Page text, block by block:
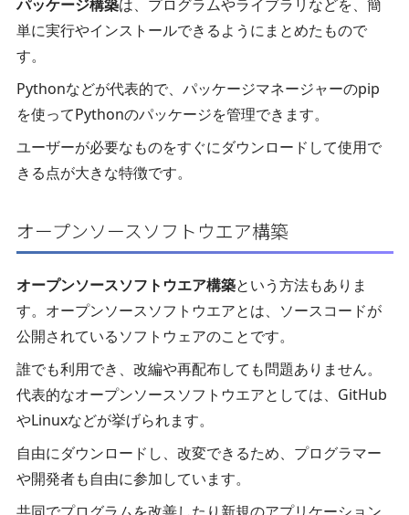
パッケージ構築は、プログラムやライブラリなどを、簡
単に実行やインストールできるようにまとめたもので
す。
Pythonなどが代表的で、パッケージマネージャーのpip
を使ってPythonのパッケージを管理できます。
ユーザーが必要なものをすぐにダウンロードして使用で
きる点が大きな特徴です。
オープンソースソフトウエア構築
オープンソースソフトウエア構築という方法もありま
す。オープンソースソフトウエアとは、ソースコードが
公開されているソフトウェアのことです。
誰でも利用でき、改編や再配布しても問題ありません。
代表的なオープンソースソフトウエアとしては、GitHub
やLinuxなどが挙げられます。
自由にダウンロードし、改変できるため、プログラマー
や開発者も自由に参加しています。